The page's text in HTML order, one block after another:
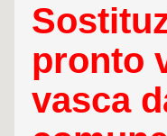
pronto
vasca